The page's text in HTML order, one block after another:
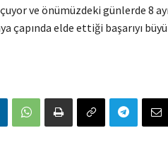
ve önümüzdeki günlerde 8
çapında elde ettiği başarıyı